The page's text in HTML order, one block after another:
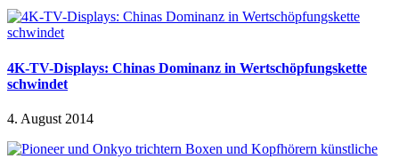
4K-TV-Displays: Chinas Dominanz in Wertschöpfungskette
schwindet
4. August 2014